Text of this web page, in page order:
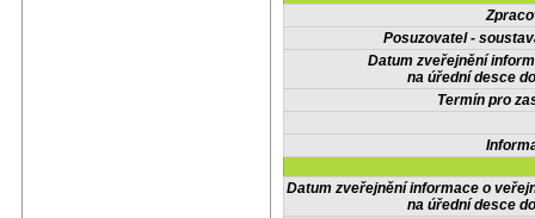
Posuzovatel -
Datum zveřejnění
na úřední desce
Termín pro
Datum zveřejnění informace o
na úřední desce